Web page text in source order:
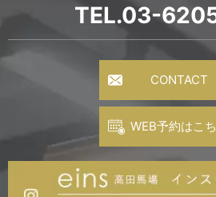
TEL.03-
CONTACT
WEB予約はこ